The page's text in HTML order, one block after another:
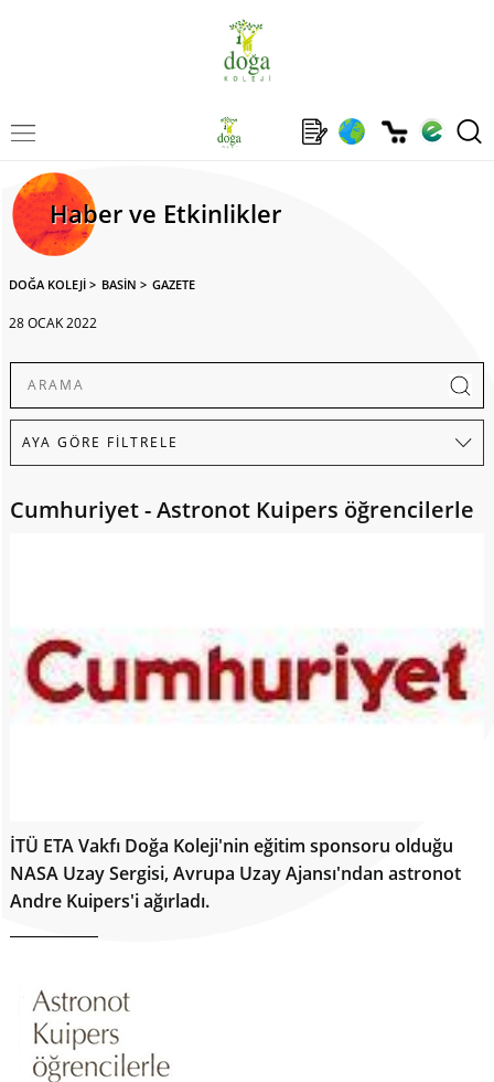
Haber ve Etkinlikler
DOĞA KOLEJİ > BASİN > GAZETE
28 OCAK 2022
Cumhuriyet - Astronot Kuipers öğrencilerle
İTÜ ETA Vakfı Doğa Koleji'nin eğitim sponsoru olduğu
NASA Uzay Sergisi, Avrupa Uzay Ajansı'ndan astronot
Andre Kuipers'i ağırladı.